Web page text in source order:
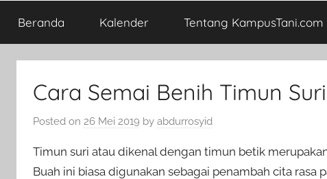
Beranda Kalender Tentang KampusTani.com
Cara Semai Benih Timun Suri
Posted on 26 Mei 2019 by abdurrosyid
Timun suri atau dikenal dengan timun betik
Buah ini biasa digunakan sebagai penambah cita